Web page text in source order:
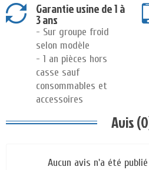
Garantie usine de 1 à
3 ans
- Sur groupe froid
selon modèle
- 1 an pièces hors
casse sauf
consommables et
accessoires
Avis
Aucun avis n'a été